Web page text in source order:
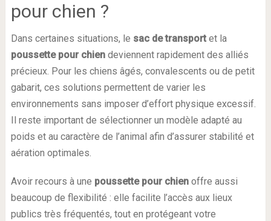
pour chien ?
Dans certaines situations, le sac de transportet la
poussette pour chiendeviennent rapidement des alliés
précieux. Pour les chiens âgés, convalescents ou de petit
gabarit, ces solutions permettent de varier les
environnements sans imposer d’effort physique excessif.
Il reste important de sélectionner un modèle adapté au
poids et au caractère de l’animal afin d’assurer stabilité et
aération optimales.
Avoir recours à une poussette pour chienoffre aussi
beaucoup de flexibilité : elle facilite l’accès aux lieux
publics très fréquentés, tout en protégeant votre